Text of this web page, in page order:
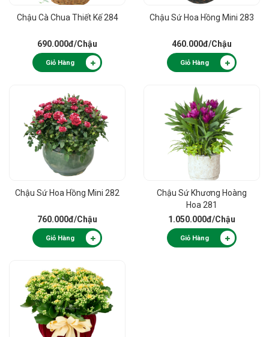
Chậu Cà Chua Thiết Kế 284
690.000đ/Chậu
Giỏ Hàng
Chậu Sứ Hoa Hồng Mini 283
460.000đ/Chậu
Giỏ Hàng
Chậu Sứ Hoa Hồng Mini 282
760.000đ/Chậu
Giỏ Hàng
Chậu Sứ Khương Hoàng
Hoa 281
1.050.000đ/Chậu
Giỏ Hàng